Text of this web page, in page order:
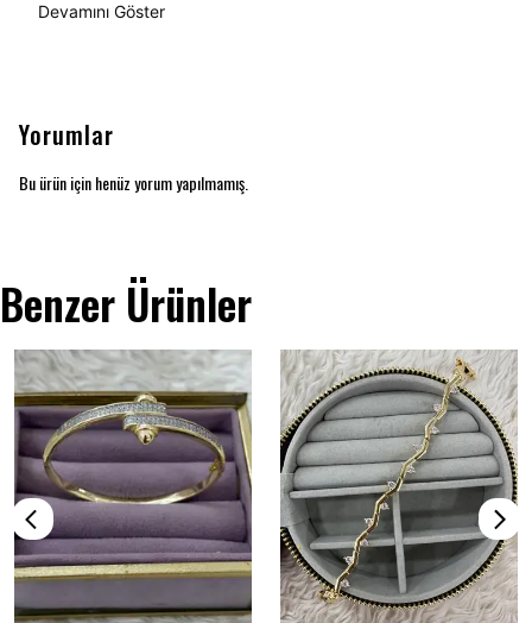
Devamını Göster
Yorumlar
Bu ürün için henüz yorum yapılmamış.
Benzer Ürünler